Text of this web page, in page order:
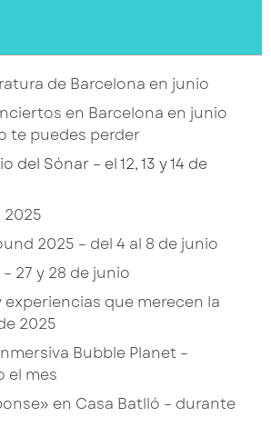
de Barcelona en junio
en Barcelona en junio
te puedes perder
del Sónar – el 12, 13 y 14 de
2025
2025 – del 4 al 8 de junio
27 y 28 de junio
experiencias que merecen la
2025
Bubble Planet –
el mes
en Casa Batlló – durante